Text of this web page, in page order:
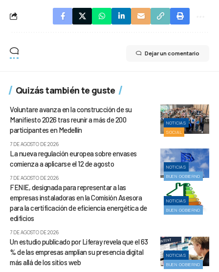
Dejar un comentario
Quizás también te guste
NOTICIAS
SOCIAL
Voluntare avanza en la construcción de su
Manifiesto 2026 tras reunir a más de 200
participantes en Medellín
7 DE AGOSTO DE 2026
NOTICIAS
BUEN GOBIERNO
La nueva regulación europea sobre envases
comienza a aplicarse el 12 de agosto
7 DE AGOSTO DE 2026
NOTICIAS
BUEN GOBIERNO
FENIE, designada para representar a las
empresas instaladoras en la Comisión Asesora
para la certificación de eficiencia energética de
edificios
7 DE AGOSTO DE 2026
NOTICIAS
BUEN GOBIERNO
Un estudio publicado por Liferay revela que el 63
% de las empresas amplían su presencia digital
más allá de los sitios web